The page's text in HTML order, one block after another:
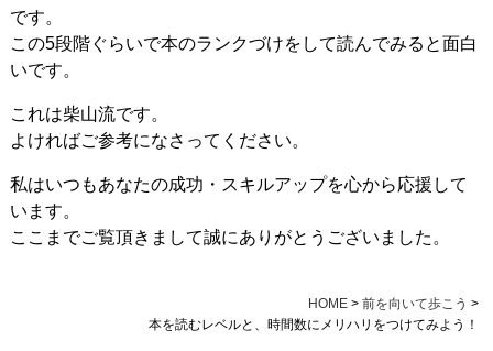
です。
この5段階ぐらいで本のランクづけをして読んでみると面白
いです。
これは柴山流です。
よければご参考になさってください。
私はいつもあなたの成功・スキルアップを心から応援して
います。
ここまでご覧頂きまして誠にありがとうございました。
HOME> 前を向いて歩こう >
本を読むレベルと、時間数にメリハリをつけてみよう！